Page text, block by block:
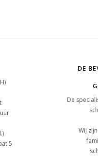
5
DE
De
Wij